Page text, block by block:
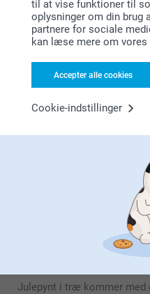
til at vise funktioner til
oplysninger om din brug
partnere for sociale
kan læse mere om
Accepter alle cookies
Cookie-indstillinger
hvor du ellers kan hænge
smil på læberne at få øje
julepynt, du laver hos
med dine bedste minder
Lav personlig
smartphoto
træ, som du nemt kan
eget foto, f.eks. årets
noget helt tredje, som har
Vores julepynt i træ er
ahornfinér, hvilket sikrer
Det naturlige udseende af
autentisk julestemning, og
Julepynt i træ kommer med